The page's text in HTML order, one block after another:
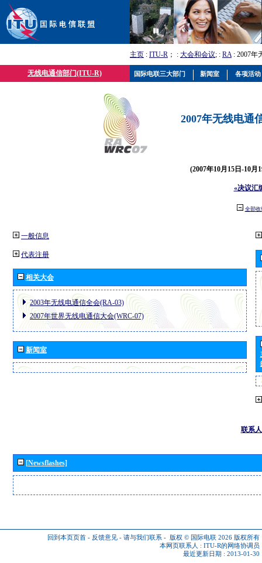
主页 : ITU-R ； : 大会和会议; : RA: 2007年
无线电通信部门(ITU-R)
2007年无线电通
(2007年10月15日-10月
«决议汇
全部收
一般信息
代表注册
相关大会
2003年无线电通信全会(RA-03)
2007年世界无线电通信大会(WRC-07)
新闻室
联系人
[Newsflashes]
回到本页页首 - 反馈意见 - 请与我们联系 - 版权 © 国际电联 2026 版权所有
本网页联系人 : ITU-R的网络协调员
最近更新日期 : 2013-01-30
国际电联三大部门 新闻室 各项活动